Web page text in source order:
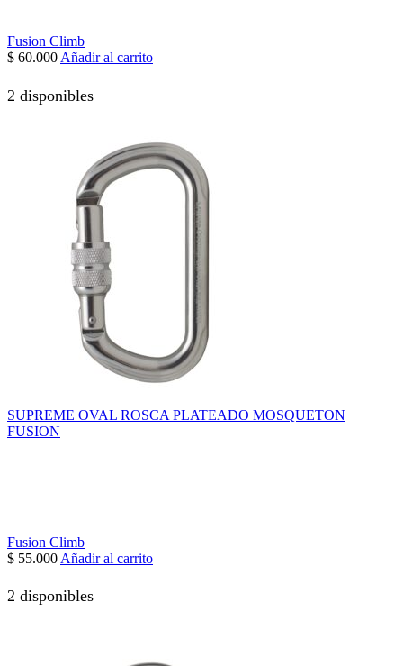
Fusion Climb
$ 60.000 Añadir al carrito
2 disponibles
SUPREME OVAL ROSCA PLATEADO MOSQUETON
FUSION
Fusion Climb
$ 55.000 Añadir al carrito
2 disponibles